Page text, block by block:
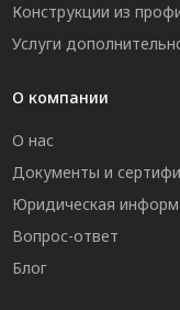
Конструкции из
Услуги
О компании
О нас
Документы и
Юридическая
Вопрос-ответ
Блог